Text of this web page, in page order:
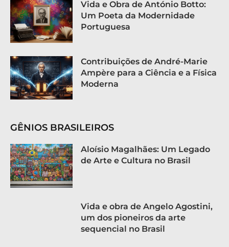
Vida e Obra de António Botto:
Um Poeta da Modernidade
Portuguesa
Contribuições de André-Marie
Ampère para a Ciência e a Física
Moderna
GÊNIOS BRASILEIROS
Aloísio Magalhães: Um Legado
de Arte e Cultura no Brasil
Vida e obra de Angelo Agostini,
um dos pioneiros da arte
sequencial no Brasil